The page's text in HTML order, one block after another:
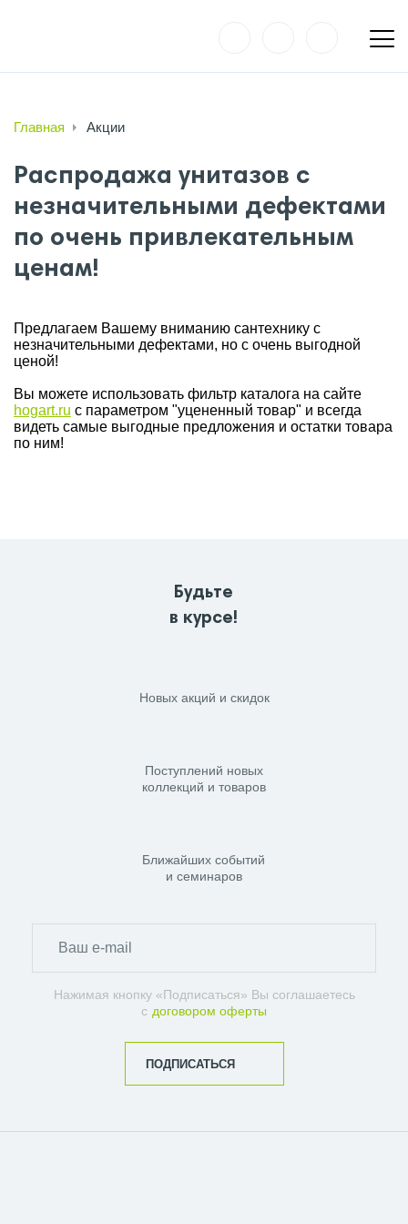
Главная Акции
Распродажа унитазов с
незначительными дефектами
по очень привлекательным
ценам!
Предлагаем Вашему вниманию сантехнику с
незначительными дефектами, но с очень выгодной
ценой!
Вы можете использовать фильтр каталога на сайте
hogart.ru с параметром "уцененный товар" и всегда
видеть самые выгодные предложения и остатки товара
по ним!
Будьте
в курсе!
Новых акций и скидок
Поступлений новых
коллекций и товаров
Ближайших событий
и семинаров
Нажимая кнопку «Подписаться» Вы соглашаетесь
с договором оферты
ПОДПИСАТЬСЯ